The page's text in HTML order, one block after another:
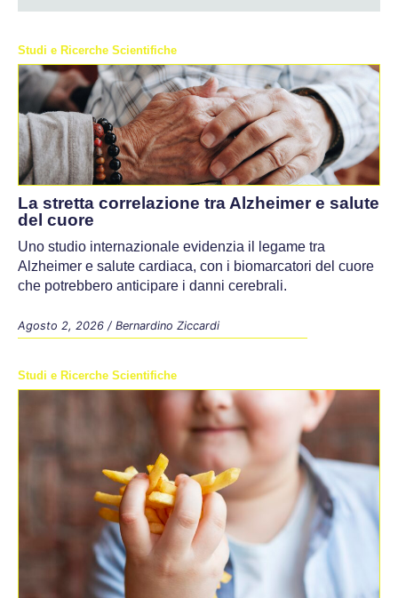
Studi e Ricerche Scientifiche
La stretta correlazione tra Alzheimer e salute
del cuore
Uno studio internazionale evidenzia il legame tra
Alzheimer e salute cardiaca, con i biomarcatori del cuore
che potrebbero anticipare i danni cerebrali.
Agosto 2, 2026 / Bernardino Ziccardi
Studi e Ricerche Scientifiche